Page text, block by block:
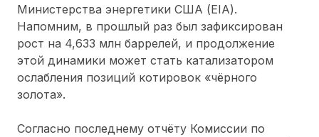
Министерства энергетики США (EIA).
Напомним, в прошлый раз был зафиксирован
рост на 4,633 млн баррелей, и продолжение
этой динамики может стать катализатором
ослабления позиций котировок «чёрного
золота».
Согласно последнему отчёту Комиссии по